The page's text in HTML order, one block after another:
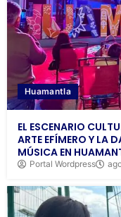
Huamantla
EL ESCENARIO
ARTE EFÍMERO Y LA
MÚSICA EN
Portal Wordpress